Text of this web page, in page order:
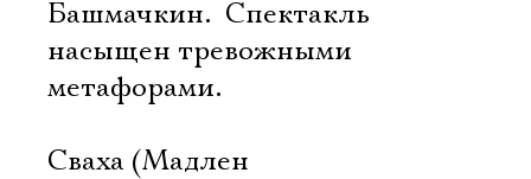
Башмачкин. Спектакль
насыщен тревожными
метафорами.
Сваха (Мадлен